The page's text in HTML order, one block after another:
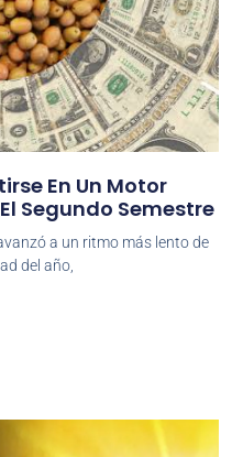
En Un Motor
Segundo Semestre
a un ritmo más lento de
del año,